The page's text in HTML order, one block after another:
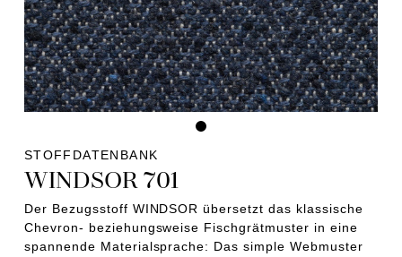
STOFFDATENBANK
WINDSOR 701
Der Bezugsstoff WINDSOR übersetzt das klassische
Chevron- beziehungsweise Fischgrätmuster in eine
spannende Materialsprache: Das simple Webmuster